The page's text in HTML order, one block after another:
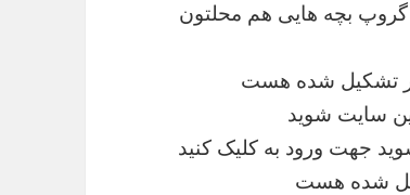
گروپ بچه هایی هم محلتون
تشکیل شده هست
سایت شوید
جهت ورود به کلیک کنید
شده هست